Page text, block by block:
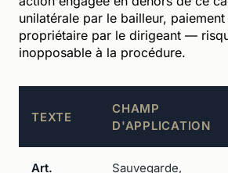
unilatérale par le bailleur,
propriétaire par le dirigeant —
inopposable à la procédure.
TEXTE
CHAMP
D'APPLICATION
Art. Sauvegarde,